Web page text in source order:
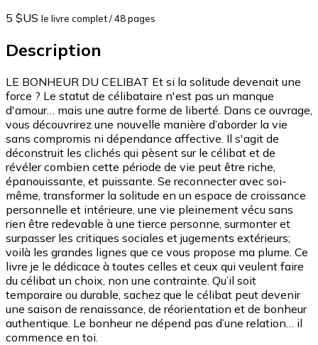
5 $US le livre complet/ 48 pages
Description
LE BONHEUR DU CELIBAT Et si la solitude devenait une
force ? Le statut de célibataire n'est pas un manque
d'amour… mais une autre forme de liberté. Dans ce ouvrage,
vous découvrirez une nouvelle manière d’aborder la vie
sans compromis ni dépendance affective. Il s'agit de
déconstruit les clichés qui pèsent sur le célibat et de
révéler combien cette période de vie peut être riche,
épanouissante, et puissante. Se reconnecter avec soi-
même, transformer la solitude en un espace de croissance
personnelle et intérieure, une vie pleinement vécu sans
rien être redevable à une tierce personne, surmonter et
surpasser les critiques sociales et jugements extérieurs;
voilà les grandes lignes que ce vous propose ma plume. Ce
livre je le dédicace à toutes celles et ceux qui veulent faire
du célibat un choix, non une contrainte. Qu’il soit
temporaire ou durable, sachez que le célibat peut devenir
une saison de renaissance, de réorientation et de bonheur
authentique. Le bonheur ne dépend pas d’une relation… il
commence en toi.